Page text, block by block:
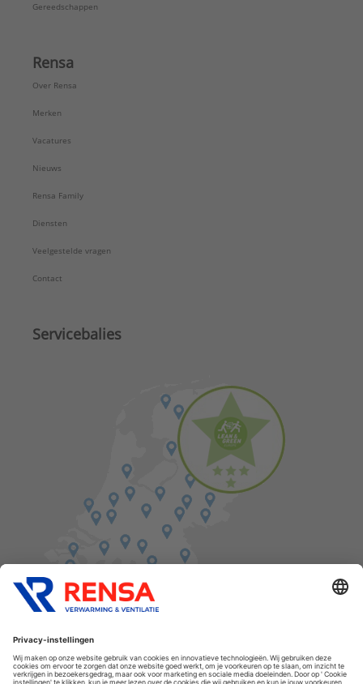
Gereedschappen
Rensa
Over Rensa
Merken
Vacatures
Nieuws
Rensa Family
Diensten
Veelgestelde vragen
Contact
Servicebalies